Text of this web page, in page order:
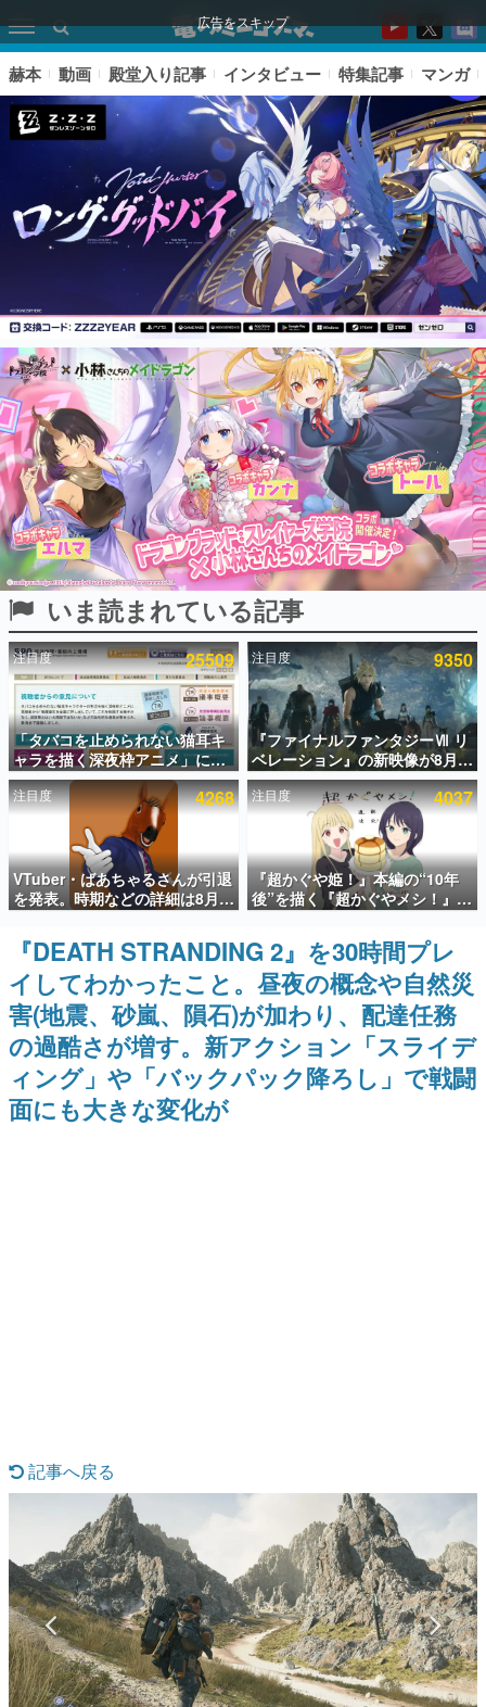
広告をスキップ
ピックアップ
電ファミのいま読まれている記事ランキング
アプリセール情報
インタビュー
連載・特集一覧
殿堂入り記事
SNS拡散数が数千以上！ ページビュー数万以上！ などな
ど。多くの人々に読まれた、電ファミ渾身の“殿堂入り”記
事をまとめました。
ゲームの企画書
名作ゲームクリエイターの方々に製作時のエピソードをお
聞きし、ヒットする企画（ゲーム）とは何か？を探ってい
きます。
赫本
この物語を解いてはいけない。『赫本』は、〈試験問題〉
の形をした短編ホラー小説集です。
新世代に訊く
これからのデジタルゲーム市場を担う若きクリエイター達
の姿を追い、彼らのルーツと情熱を探っていきます。
ゲーム世代の作家たち
ゲームに多大な影響を受けた作家さんに取材し、ゲームが
日本のコンテンツ産業やカルチャーに与えた影響を探る企
画です。
日本モバイルゲーム産業史
日本のモバイルゲーム史における主要なトピック・タイト
ルを網羅するほか、開発者へのインタビューや識者による
解説を掲載。約20年の歴史が一望できる決定版！
マンガ
女性向け
アプリレビュー
その他
電ファミニコゲーマーとは？
赫本 動画 殿堂入り記事 インタビュー 特集記事 マンガ
いま読まれている記事
注目度 25509
「タバコを止められない猫耳キ
ャラを描く深夜枠アニメ」に視
聴者の一部から批判意見。違法
薬物の使用と思しき描写も含め
て、BPOが議論を交わす
注目度 9350
『ファイナルファンタジーⅦ リ
ベレーション』の新映像が8月
26日早朝に公開へ。『FF7』リ
メイクシリーズの完結編、
「gamescom」のオープニング
ナイトライブにてディレクター
の浜口直樹氏が登壇する予定
注目度 4268
VTuber・ばあちゃるさんが引退
を発表。時期などの詳細は8月9
日15時からの配信で説明
注目度 4037
『超かぐや姫！』本編の“10年
後”を描く『超かぐやメシ！』
Web連載決定。新たなWebマン
ガレーベル「ビビビコミック」
にて特別話が掲載スタート、あ
のお話には…まだ続きがある！
『DEATH STRANDING 2』を30時間プレ
イしてわかったこと。昼夜の概念や自然災
害(地震、砂嵐、隕石)が加わり、配達任務
の過酷さが増す。新アクション「スライデ
ィング」や「バックパック降ろし」で戦闘
面にも大きな変化が
記事へ戻る